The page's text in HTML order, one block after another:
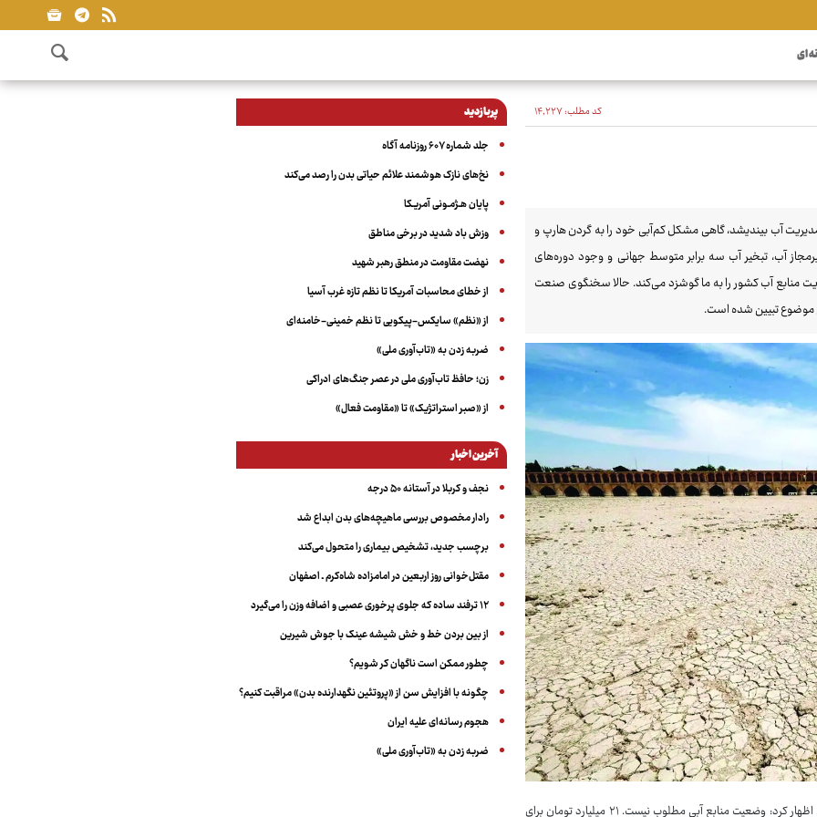
ای
کد مطلب:۱۴٬۲۲۷
مدیریت آب بیندیشد، گاهی مشکل کم‌آبی خود را به گردن هارپ و
آب، تبخیر آب سه برابر متوسط جهانی و وجود دوره‌های
منابع آب کشور را به ما گوشزد می‌کند. حالا سخنگوی صنعت
: عیسی بزرگ‌زاده، سخنگوی صنعت آب کشور با اشاره به وضعیت منابع آبی کشور، اظهار کرد: وضعیت منابع آبی مطلوب نیست. ۲۱ میلیارد تومان برای
پربازدید
جلد شماره ۶۰۷ روزنامه آگاه
نخ‌های نازک هوشمند علائم حیاتی بدن را رصد می‌کند
پایان هـژمـونی آمریـکا
وزش باد شدید در برخی مناطق
نهضت مقاومت در منطق رهبر شهید
از خطای محاسبات آمریکا تا نظم تازه غرب آسیا
از «نظم» سایکس-پیکویی تا نظم خمینی-خامنه‌ای
ضربه زدن به «تاب‌آوری ملی»
زن؛ حافظ تاب‌آوری ملی در عصر جنگ‌های ادراکی
از «صبر استراتژیک» تا «مقاومت فعال»
آخرین اخبار
نجف و کربلا در آستانه ۵۰ درجه
رادار مخصوص بررسی ماهیچه‌های بدن ابداع شد
برچسب جدید، تشخیص بیماری را متحول می‌کند
مقتل‌خوانی روز اربعین در امامزاده شاه‌کرم ـ اصفهان
۱۲ ترفند ساده که جلوی پرخوری عصبی و اضافه ‌وزن را می‌گیرد
از بین بردن خط و خش شیشه عینک با جوش شیرین
چطور ممکن است ناگهان کر شویم؟
چگونه با افزایش سن از «پروتئین نگهدارنده بدن» مراقبت کنیم؟
هجوم رسانه‌ای علیه ایران
ضربه زدن به «تاب‌آوری ملی»